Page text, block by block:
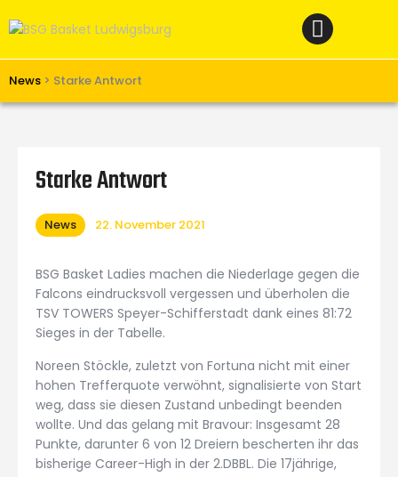
News > Starke Antwort
Verein
Spielbetrieb
Unterstützen
Starke Antwort
News 22. November 2021
BSG Basket Ladies machen die Niederlage gegen die
Falcons eindrucksvoll vergessen und überholen die
TSV TOWERS Speyer-Schifferstadt dank eines 81:72
Sieges in der Tabelle.
Noreen Stöckle, zuletzt von Fortuna nicht mit einer
hohen Trefferquote verwöhnt, signalisierte von Start
weg, dass sie diesen Zustand unbedingt beenden
wollte. Und das gelang mit Bravour: Insgesamt 28
Punkte, darunter 6 von 12 Dreiern bescherten ihr das
bisherige Career-High in der 2.DBBL. Die 17jährige,